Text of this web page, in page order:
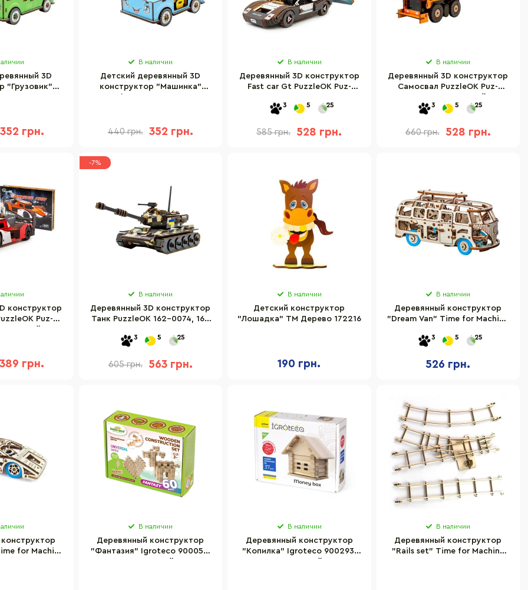
3D
"Грузовик"
352 грн.
В наличии
Детский деревянный 3D
конструктор "Машинка"
440 грн. 352 грн.
В наличии
Деревянный 3D конструктор
Fast car Gt PuzzleOK Puz-
3 5 25
585 грн. 528 грн.
В наличии
Деревянный 3D конструктор
Самосвал PuzzleOK Puz-
3 5 25
660 грн. 528 грн.
конструктор
Puz-
389 грн.
-7%
В наличии
Деревянный 3D конструктор
Танк PuzzleOK 162-0074, 162
3 5 25
605 грн. 563 грн.
В наличии
Детский конструктор
"Лошадка" ТМ Дерево 172216
190 грн.
В наличии
Деревянный конструктор
"Dream Van" Time for Machine
3 5 25
526 грн.
for Machine
В наличии
Деревянный конструктор
"Фантазия" Igroteco 900057,
В наличии
Деревянный конструктор
"Копилка" Igroteco 900293,
В наличии
Деревянный конструктор
"Rails set" Time for Machine